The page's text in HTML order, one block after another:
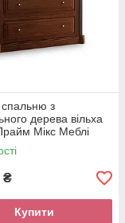
з
дерева вільха
Мікс Меблі
₴
Купити